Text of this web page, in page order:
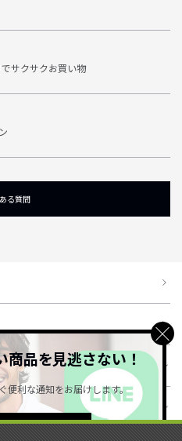
サクサクお買い物
る質問
商品を見逃さない！
便利な通知をお届けします。
こちら ＞